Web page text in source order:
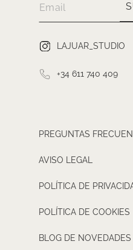
LAJUAR_STUDIO
+34 611 740 409
PREGUNTAS
AVISO LEGAL
POLÍTICA DE
POLÍTICA DE COOKIES
BLOG DE NOVEDADES